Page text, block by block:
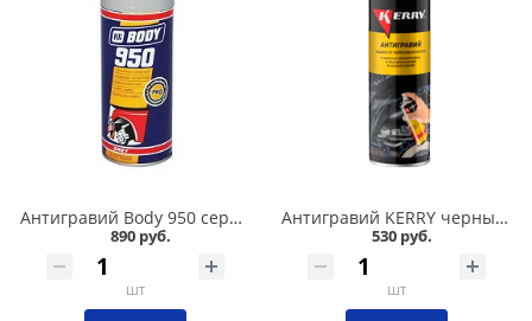
Антигравий Body 950 серый аэрозоль 400 мл в Омске
890 руб.
шт
Антигравий KERRY черный аэрозоль 650 мл в Омске
530 руб.
шт